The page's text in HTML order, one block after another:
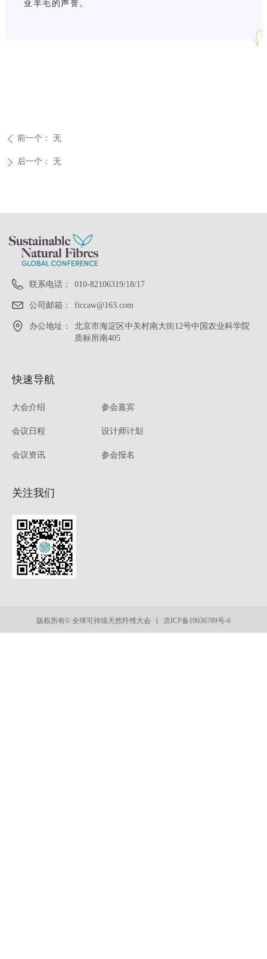
亚羊毛的声誉。
ꄴ 前一个： 无
ꄲ 后一个： 无
联系电话： 010-82106319/18/17
公司邮箱： ficcaw@163.com
办公地址：
北京市海淀区中关村南大街12号中国农业科学院
质标所南405
关注我们
快速导航
大会介绍
会议日程
会议资讯
参会嘉宾
设计师计划
参会报名
版权所有© 全球可持续天然纤维大会 京ICP备19036789号-6